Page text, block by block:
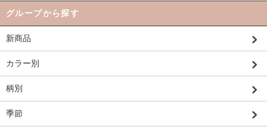
グループから探す
新商品
カラー別
柄別
季節